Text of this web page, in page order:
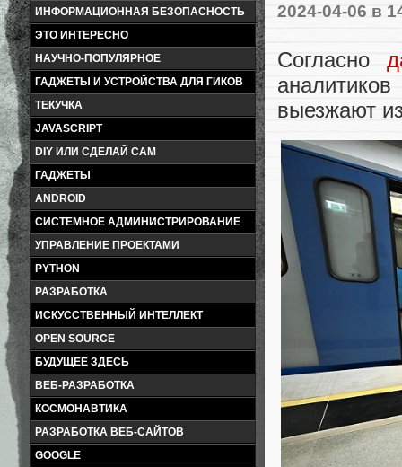
ИНФОРМАЦИОННАЯ БЕЗОПАСНОСТЬ
ЭТО ИНТЕРЕСНО
НАУЧНО-ПОПУЛЯРНОЕ
ГАДЖЕТЫ И УСТРОЙСТВА ДЛЯ ГИКОВ
ТЕКУЧКА
JAVASCRIPT
DIY ИЛИ СДЕЛАЙ САМ
ГАДЖЕТЫ
ANDROID
СИСТЕМНОЕ АДМИНИСТРИРОВАНИЕ
УПРАВЛЕНИЕ ПРОЕКТАМИ
PYTHON
РАЗРАБОТКА
ИСКУССТВЕННЫЙ ИНТЕЛЛЕКТ
OPEN SOURCE
БУДУЩЕЕ ЗДЕСЬ
ВЕБ-РАЗРАБОТКА
КОСМОНАВТИКА
РАЗРАБОТКА ВЕБ-САЙТОВ
GOOGLE
2024-04-06 в
Согласно
выезжают